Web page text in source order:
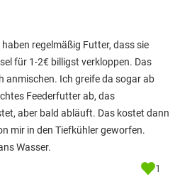
regelmäßig Futter, dass sie
für 1-2€ billigst verkloppen. Das
anmischen. Ich greife da sogar ab
Feederfutter ab, das
aber bald abläuft. Das kostet dann
mir in den Tiefkühler geworfen.
Wasser.
1